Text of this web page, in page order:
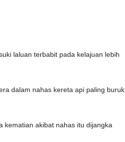
laluan terbabit pada kelajuan lebih
dalam nahas kereta api paling buruk
kematian akibat nahas itu dijangka